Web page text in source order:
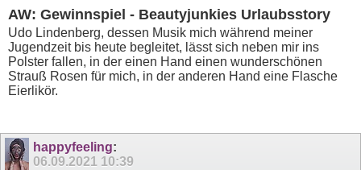
AW: Gewinnspiel - Beautyjunkies Urlaubsstory
Udo Lindenberg, dessen Musik mich während meiner
Jugendzeit bis heute begleitet, lässt sich neben mir ins
Polster fallen, in der einen Hand einen wunderschönen
Strauß Rosen für mich, in der anderen Hand eine Flasche
Eierlikör.
happyfeeling:
06.09.2021 10:39